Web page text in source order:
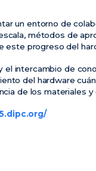
un entorno de
métodos de
este progreso del
el intercambio de
del hardware
de los materiales